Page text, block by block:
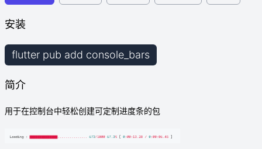
安装
flutter pub add console_bars
简介
用于在控制台中轻松创建可定制进度条的包